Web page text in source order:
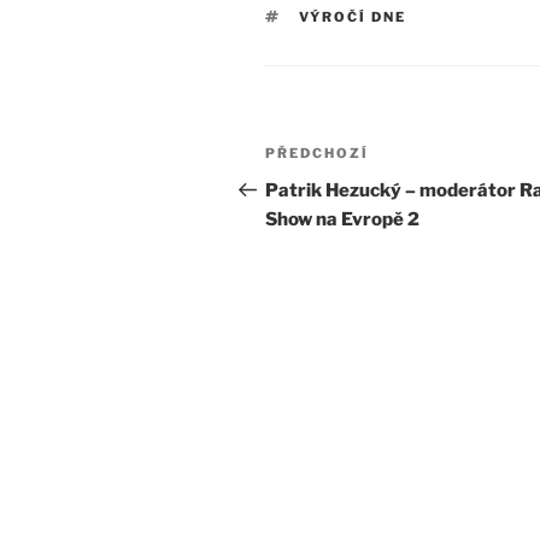
ŠTÍTKY
VÝROČÍ DNE
Navigace
pro
příspěvek
Předchozí
příspěvek
PŘEDCHOZÍ
Patrik Hezucký – moderátor
Show na Evropě 2